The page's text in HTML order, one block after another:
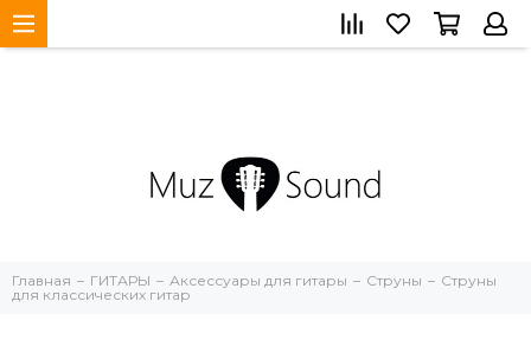
Главная ГИТАРЫ Аксессуары для гитары Струны
Струны
для классических гитар